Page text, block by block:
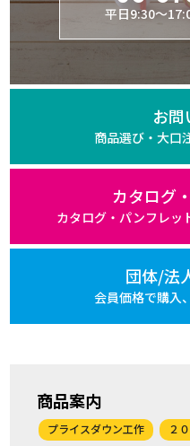
平日9:30～
お
商品選び・大口
カタログ
カタログ・パンフレッ
団体/法
会員価格で購入、
商品案内
プライスダウン工作
２